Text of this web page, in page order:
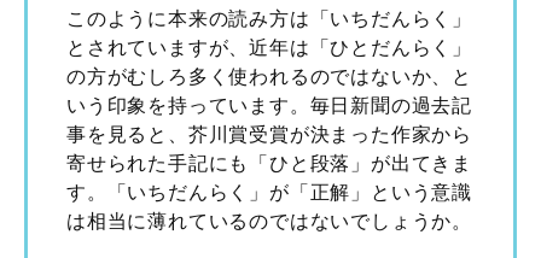
このように本来の読み方は「いちだんらく」
とされていますが、近年は「ひとだんらく」
の方がむしろ多く使われるのではないか、と
いう印象を持っています。毎日新聞の過去記
事を見ると、芥川賞受賞が決まった作家から
寄せられた手記にも「ひと段落」が出てきま
す。「いちだんらく」が「正解」という意識
は相当に薄れているのではないでしょうか。